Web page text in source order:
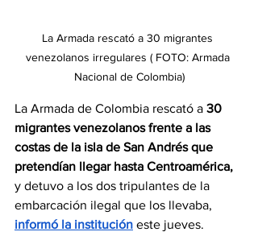
La Armada rescató a 30 migrantes
venezolanos irregulares ( FOTO: Armada
Nacional de Colombia)
La Armada de Colombia rescató a 30
migrantes venezolanos frente a las
costas de la isla de San Andrés que
pretendían llegar hasta Centroamérica,
y detuvo a los dos tripulantes de la
embarcación ilegal que los llevaba,
informó la institución este jueves.